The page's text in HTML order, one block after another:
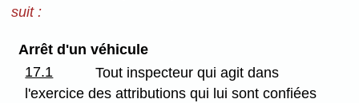
suit :
Arrêt d'un véhicule
17.1
Tout inspecteur qui agit dans
l'exercice des attributions qui lui sont confiées